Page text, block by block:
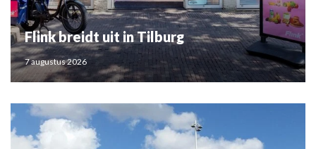
Flink breidt uit in Tilburg
7 augustus 2026